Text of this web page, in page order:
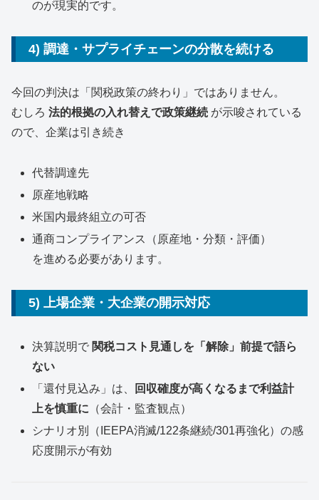
のが現実的です。
4) 調達・サプライチェーンの分散を続ける
今回の判決は「関税政策の終わり」ではありません。
むしろ 法的根拠の入れ替えで政策継続 が示唆されている
ので、企業は引き続き
代替調達先
原産地戦略
米国内最終組立の可否
通商コンプライアンス（原産地・分類・評価）
を進める必要があります。
5) 上場企業・大企業の開示対応
決算説明で 関税コスト見通しを「解除」前提で語ら
ない
「還付見込み」は、
回収確度が高くなるまで利益計
上を慎重に （会計・監査観点）
シナリオ別（IEEPA消滅/122条継続/301再強化）の感
応度開示が有効